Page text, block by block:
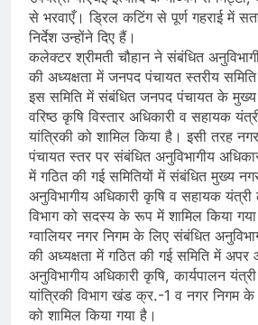
से भरवाएँ। ड्रिल कटिंग से पूर्ण गहराई में
निर्देश उन्होंने दिए हैं।
कलेक्टर श्रीमती चौहान ने संबंधित
की अध्यक्षता में जनपद पंचायत स्तरीय
इस समिति में संबंधित जनपद पंचायत के मुख्य
वरिष्ठ कृषि विस्तार अधिकारी व सहायक
यांत्रिकी को शामिल किया है। इसी तरह
पंचायत स्तर पर संबंधित अनुविभागीय
में गठित की गई समितियों में संबंधित मुख्य
अनुविभागीय अधिकारी कृषि व सहायक यंत्री
विभाग को सदस्य के रूप में शामिल किया
ग्वालियर नगर निगम के लिए संबंधित
की अध्यक्षता में गठित की गई समिति में
अनुविभागीय अधिकारी कृषि, कार्यपालन
यांत्रिकी विभाग खंड क्र.-1 व नगर निगम के
को शामिल किया गया है।